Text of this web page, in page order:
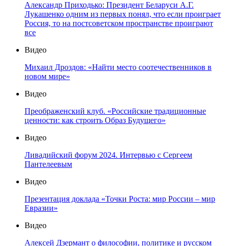
Александр Приходько: Президент Беларуси А.Г.
Лукашенко одним из первых понял, что если проиграет
Россия, то на постсоветском пространстве проиграют
все
Видео
Михаил Дроздов: «Найти место соотечественников в
новом мире»
Видео
Преображенский клуб. «Российские традиционные
ценности: как строить Образ Будущего»
Видео
Ливадийский форум 2024. Интервью с Сергеем
Пантелеевым
Видео
Презентация доклада «Точки Роста: мир России – мир
Евразии»
Видео
Алексей Дзермант о философии, политике и русском